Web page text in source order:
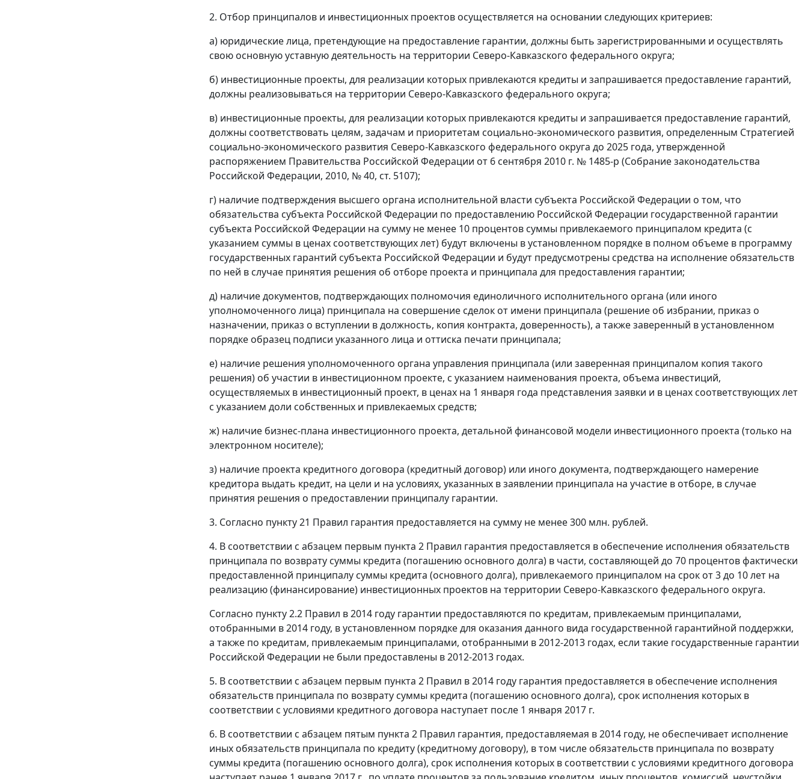
2. Отбор принципалов и инвестиционных проектов осуществляется на основании следующих критериев:
а) юридические лица, претендующие на предоставление гарантии, должны быть зарегистрированными и осуществлять
свою основную уставную деятельность на территории Северо-Кавказского федерального округа;
б) инвестиционные проекты, для реализации которых привлекаются кредиты и запрашивается предоставление гарантий,
должны реализовываться на территории Северо-Кавказского федерального округа;
в) инвестиционные проекты, для реализации которых привлекаются кредиты и запрашивается предоставление гарантий,
должны соответствовать целям, задачам и приоритетам социально-экономического развития, определенным Стратегией
социально-экономического развития Северо-Кавказского федерального округа до 2025 года, утвержденной
распоряжением Правительства Российской Федерации от 6 сентября 2010 г. № 1485-р (Собрание законодательства
Российской Федерации, 2010, № 40, ст. 5107);
г) наличие подтверждения высшего органа исполнительной власти субъекта Российской Федерации о том, что
обязательства субъекта Российской Федерации по предоставлению Российской Федерации государственной гарантии
субъекта Российской Федерации на сумму не менее 10 процентов суммы привлекаемого принципалом кредита (с
указанием суммы в ценах соответствующих лет) будут включены в установленном порядке в полном объеме в программу
государственных гарантий субъекта Российской Федерации и будут предусмотрены средства на исполнение обязательств
по ней в случае принятия решения об отборе проекта и принципала для предоставления гарантии;
д) наличие документов, подтверждающих полномочия единоличного исполнительного органа (или иного
уполномоченного лица) принципала на совершение сделок от имени принципала (решение об избрании, приказ о
назначении, приказ о вступлении в должность, копия контракта, доверенность), а также заверенный в установленном
порядке образец подписи указанного лица и оттиска печати принципала;
е) наличие решения уполномоченного органа управления принципала (или заверенная принципалом копия такого
решения) об участии в инвестиционном проекте, с указанием наименования проекта, объема инвестиций,
осуществляемых в инвестиционный проект, в ценах на 1 января года представления заявки и в ценах соответствующих лет
с указанием доли собственных и привлекаемых средств;
ж) наличие бизнес-плана инвестиционного проекта, детальной финансовой модели инвестиционного проекта (только на
электронном носителе);
з) наличие проекта кредитного договора (кредитный договор) или иного документа, подтверждающего намерение
кредитора выдать кредит, на цели и на условиях, указанных в заявлении принципала на участие в отборе, в случае
принятия решения о предоставлении принципалу гарантии.
3. Согласно пункту 21 Правил гарантия предоставляется на сумму не менее 300 млн. рублей.
4. В соответствии с абзацем первым пункта 2 Правил гарантия предоставляется в обеспечение исполнения обязательств
принципала по возврату суммы кредита (погашению основного долга) в части, составляющей до 70 процентов фактически
предоставленной принципалу суммы кредита (основного долга), привлекаемого принципалом на срок от 3 до 10 лет на
реализацию (финансирование) инвестиционных проектов на территории Северо-Кавказского федерального округа.
Согласно пункту 2.2 Правил в 2014 году гарантии предоставляются по кредитам, привлекаемым принципалами,
отобранными в 2014 году, в установленном порядке для оказания данного вида государственной гарантийной поддержки,
а также по кредитам, привлекаемым принципалами, отобранными в 2012-2013 годах, если такие государственные гарантии
Российской Федерации не были предоставлены в 2012-2013 годах.
5. В соответствии с абзацем первым пункта 2 Правил в 2014 году гарантия предоставляется в обеспечение исполнения
обязательств принципала по возврату суммы кредита (погашению основного долга), срок исполнения которых в
соответствии с условиями кредитного договора наступает после 1 января 2017 г.
6. В соответствии с абзацем пятым пункта 2 Правил гарантия, предоставляемая в 2014 году, не обеспечивает исполнение
иных обязательств принципала по кредиту (кредитному договору), в том числе обязательств принципала по возврату
суммы кредита (погашению основного долга), срок исполнения которых в соответствии с условиями кредитного договора